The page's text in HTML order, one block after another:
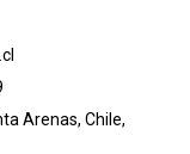
Arenas, Chile,